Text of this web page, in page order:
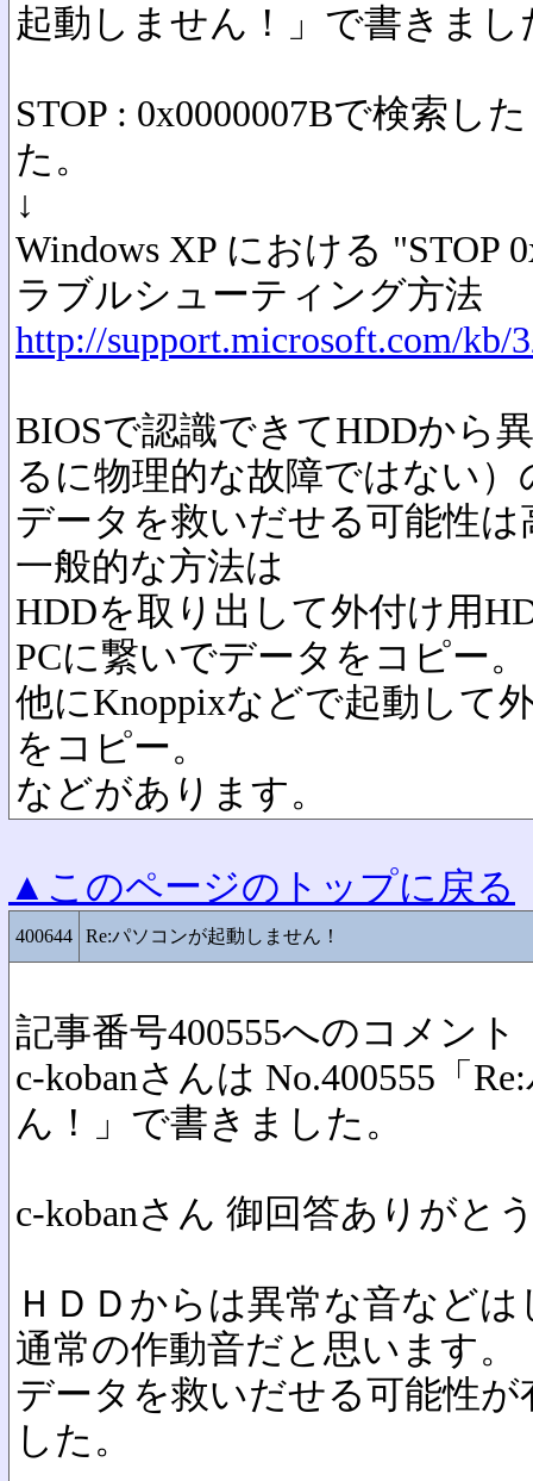
起動しません！」で書きまし
STOP : 0x0000007Bで検索し
た。
↓
Windows XP における "STOP
ラブルシューティング方法
http://support.microsoft.com/kb/
BIOSで認識できてHDDから
るに物理的な故障ではない
データを救いだせる可能性
一般的な方法は
HDDを取り出して外付け用
PCに繋いでデータをコピー。
他にKnoppixなどで起動して
をコピー。
などがあります。
▲このページのトップに戻る
400644 Re:パソコンが起動しません！
記事番号400555へのコメント
c-kobanさんは No.400555「
ん！」で書きました。
c-kobanさん 御回答ありがと
ＨＤＤからは異常な音など
通常の作動音だと思います。
データを救いだせる可能性
した。